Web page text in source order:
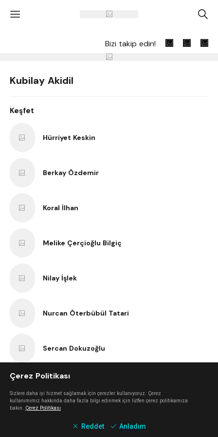
' A
Bizi takip edin!
Kubilay Akidil
Keşfet
Hürriyet Keskin
Berkay Özdemir
Koral İlhan
Melike Çerçioğlu Bilgiç
Nilay İşlek
Nurcan Öterbübül Tatari
Sercan Dokuzoğlu
Çerez Politikası
Sizlere daha iyi hizmet sağlamak için çerezler kullanıyoruz. Çerez
kullanımımız hakkında daha fazla bilgi edinmek için lütfen çerez politikamıza
bakın. Çerez Politikası
Reddet Anladım